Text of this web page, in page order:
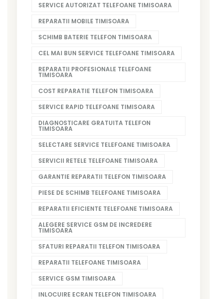
SERVICE AUTORIZAT TELEFOANE TIMISOARA
REPARATII MOBILE TIMISOARA
SCHIMB BATERIE TELEFON TIMISOARA
CEL MAI BUN SERVICE TELEFOANE TIMISOARA
REPARATII PROFESIONALE TELEFOANE
TIMISOARA
COST REPARATIE TELEFON TIMISOARA
SERVICE RAPID TELEFOANE TIMISOARA
DIAGNOSTICARE GRATUITA TELEFON
TIMISOARA
SELECTARE SERVICE TELEFOANE TIMISOARA
SERVICII RETELE TELEFOANE TIMISOARA
GARANTIE REPARATII TELEFON TIMISOARA
PIESE DE SCHIMB TELEFOANE TIMISOARA
REPARATII EFICIENTE TELEFOANE TIMISOARA
ALEGERE SERVICE GSM DE INCREDERE
TIMISOARA
SFATURI REPARATII TELEFON TIMISOARA
REPARATII TELEFOANE TIMISOARA
SERVICE GSM TIMISOARA
INLOCUIRE ECRAN TELEFON TIMISOARA